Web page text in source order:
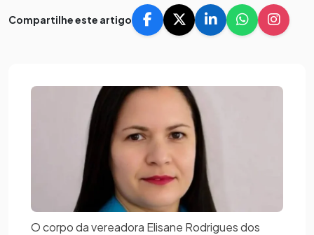
Compartilhe este artigo
O corpo da vereadora Elisane Rodrigues dos